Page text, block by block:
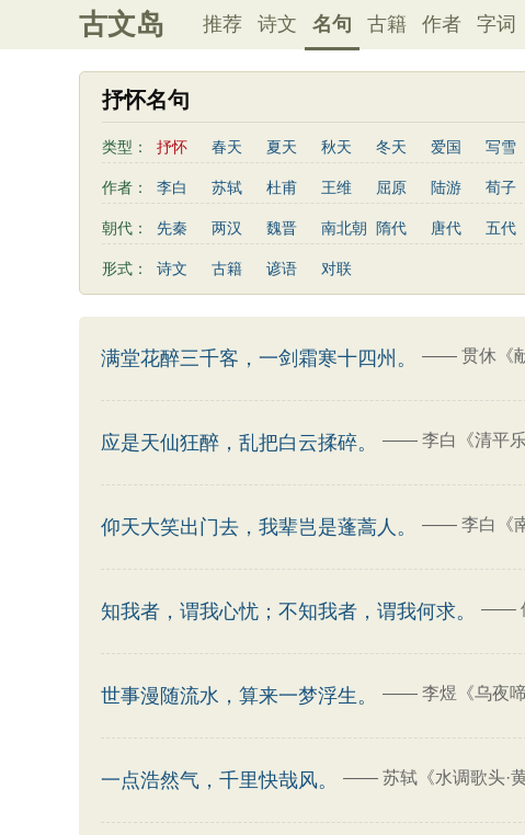
古文岛 推荐 诗文 名句 古籍 作者 字词
抒怀名句
类型： 抒怀 春天 夏天 秋天 冬天 爱国 写雪
写雨
友情 感恩 写风 西湖 读书 菊花
清明节
端午节 七夕节
警世通言
作者： 李白 苏轼 杜甫 王维 屈原 陆游 荀子
曹植
高适 王勃 岳飞 朱熹 岑参 姜夔
谢灵运
文天祥 柳宗元 曾国藩 韦应物 刘
卢照邻
陈子昂 周邦彦 张九龄 骆宾王 王
朝代： 先秦 两汉 魏晋 南北朝 隋代 唐代 五代
形式： 诗文 古籍 谚语 对联
满堂花醉三千客，一剑霜寒十四州。 —— 贯休《
应是天仙狂醉，乱把白云揉碎。 —— 李白《清平
仰天大笑出门去，我辈岂是蓬蒿人。 —— 李白《
知我者，谓我心忧；不知我者，谓我何求。 ——
世事漫随流水，算来一梦浮生。 —— 李煜《乌夜
一点浩然气，千里快哉风。 —— 苏轼《水调歌头·